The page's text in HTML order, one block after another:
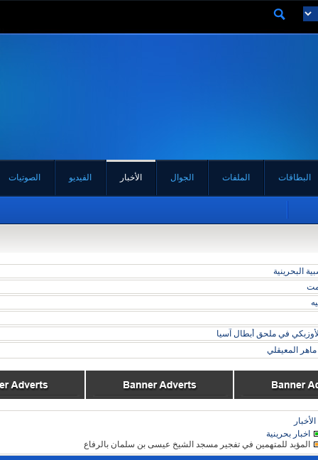
البطاقات الملفات الجوال الأخبار الفيديو الصوتيات
البحرينية
في ملحق أبطال آسيا
المعيقلي
الأخبار
اخبار بحرينية
المؤبد للمتهمين في تفجير مسجد الشيخ عيسى بن سلمان بالرفاع